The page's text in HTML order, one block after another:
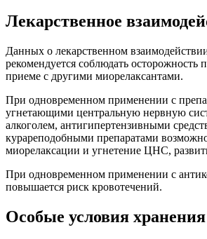
Лекарственное
Данных о лекарственном
рекомендуется соблюдать осторожность
приеме с другими миорелаксантами.
При одновременном применении с
угнетающими центральную нервную
алкоголем, антигипертензивными
курареподобными препаратами
миорелаксации и угнетение ЦНС,
При одновременном применении с
повышается риск кровотечений.
Особые условия хранения